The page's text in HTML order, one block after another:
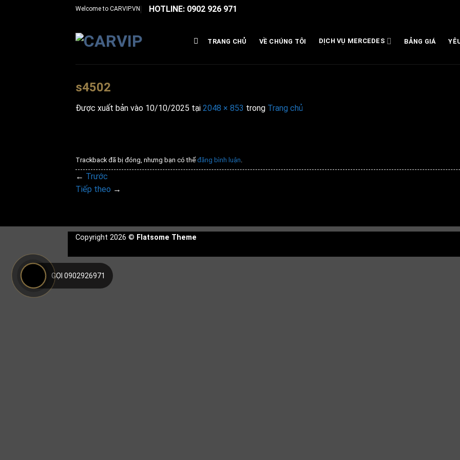
Welcome to CARVIP.VN HOTLINE: 0902 926 971
TRANG CHỦ VỀ CHÚNG TÔI DỊCH VỤ MERCEDES BẢNG GIÁ
s4502
Được xuất bản vào 10/10/2025 tại 2048 × 853 trong Trang chủ
Trackback đã bị đóng, nhưng bạn có thể đăng bình luận.
← Trước
Tiếp theo →
Copyright 2026 © Flatsome Theme
GỌI 0902926971